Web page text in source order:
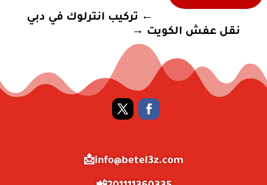
← تركيب انترلوك في دبي
نقل عفش الكويت →
info@betel3z.com📩